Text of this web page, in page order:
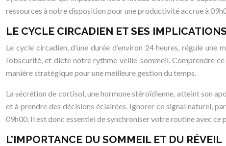
ressources à notre disposition pour une productivité accrue à
LE CYCLE CIRCADIEN ET SES IMPLICATIONS
Le cycle circadien, d’une durée d’environ 24 heures, régule
l’obscurité, et dicte notre rythme veille-sommeil. Comprendre
manière stratégique pour une meilleure gestion du temps.
La sécrétion de cortisol, une hormone stéroïdienne, atteint son
et à prendre des décisions éclairées. Ignorer ce signal naturel,
09h00. Il est donc essentiel de synchroniser votre routine avec ce
L’IMPORTANCE DU SOMMEIL ET DU RÉVEIL